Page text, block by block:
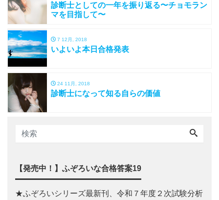
診断士としての一年を振り返る〜チョモラン
マを目指して〜
7 12月, 2018
いよいよ本日合格発表
24 11月, 2018
診断士になって知る自らの価値
【発売中！】ふぞろいな合格答案19
★ふぞろいシリーズ最新刊、令和７年度２次試験分析